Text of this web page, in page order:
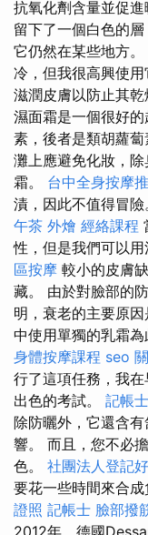
抗氧化劑含量並促進
留下了一個白色的
它仍然在某些地方。
冷，但我很高興使
滋潤皮膚以防止其
濕面霜是一個很好
素，後者是類胡蘿
灘上應避免化妝，
霜。 台中全身按摩
漬，因此不值得冒險
午茶 外燴 經絡課程
性，但是我們可以
區按摩 較小的皮膚
藏。 由於對臉部的
明，衰老的主要原
中使用單獨的乳霜為
身體按摩課程 seo
行了這項任務，我
出色的考試。 記帳
除防曬外，它還含
響。 而且，您不必
色。 社團法人登記
要花一些時間來合
證照 記帳士 臉部撥
2012年，德國